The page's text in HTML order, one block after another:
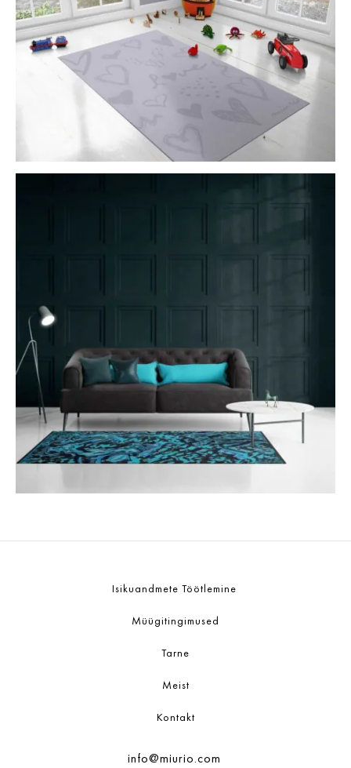
Isikuandmete Töötlemine
Müügitingimused
Tarne
Meist
Kontakt
info@miurio.com